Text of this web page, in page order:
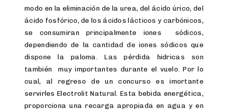
modo en la eliminación de la urea, del ácido úrico, del
ácido fosfórico, de los ácidos lácticos y carbónicos,
se consumiran principalmente iones sódicos,
dependiendo de la cantidad de iones sódicos que
dispone la paloma. Las pérdida hidricas son
también muy importantes durante el vuelo. Por lo
cual, al regreso de un concurso es imortante
servirles Electrolit Natural. Esta bebida energética,
proporciona una recarga apropiada en agua y en